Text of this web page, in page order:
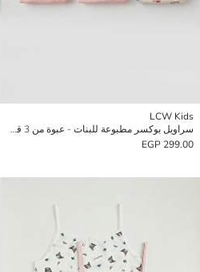
LCW Kids
سراويل بوكسر مطبوعة للبنات - عبوة من 3 قطع
299.00 EGP